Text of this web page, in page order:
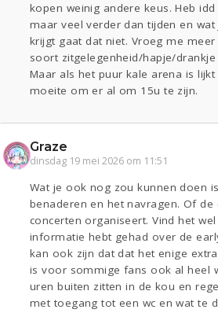
kopen weinig andere keus. Heb
maar veel verder dan tijden en wat
krijgt gaat dat niet. Vroeg me
soort zitgelegenheid/hapje/
Maar als het puur kale arena is
moeite om er al om 15u te zijn.
Graze
dinsdag 19 mei 2026 om 11:51
Wat je ook nog zou kunnen doen
benaderen en het navragen. Of de
concerten organiseert. Vind het
informatie hebt gehad over de
kan ook zijn dat dat het enige
is voor sommige fans ook al heel
uren buiten zitten in de kou en
met toegang tot een wc en wat te